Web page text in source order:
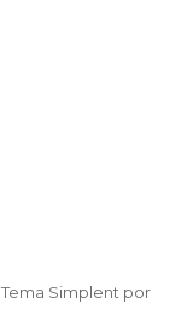
Tema Simplent por